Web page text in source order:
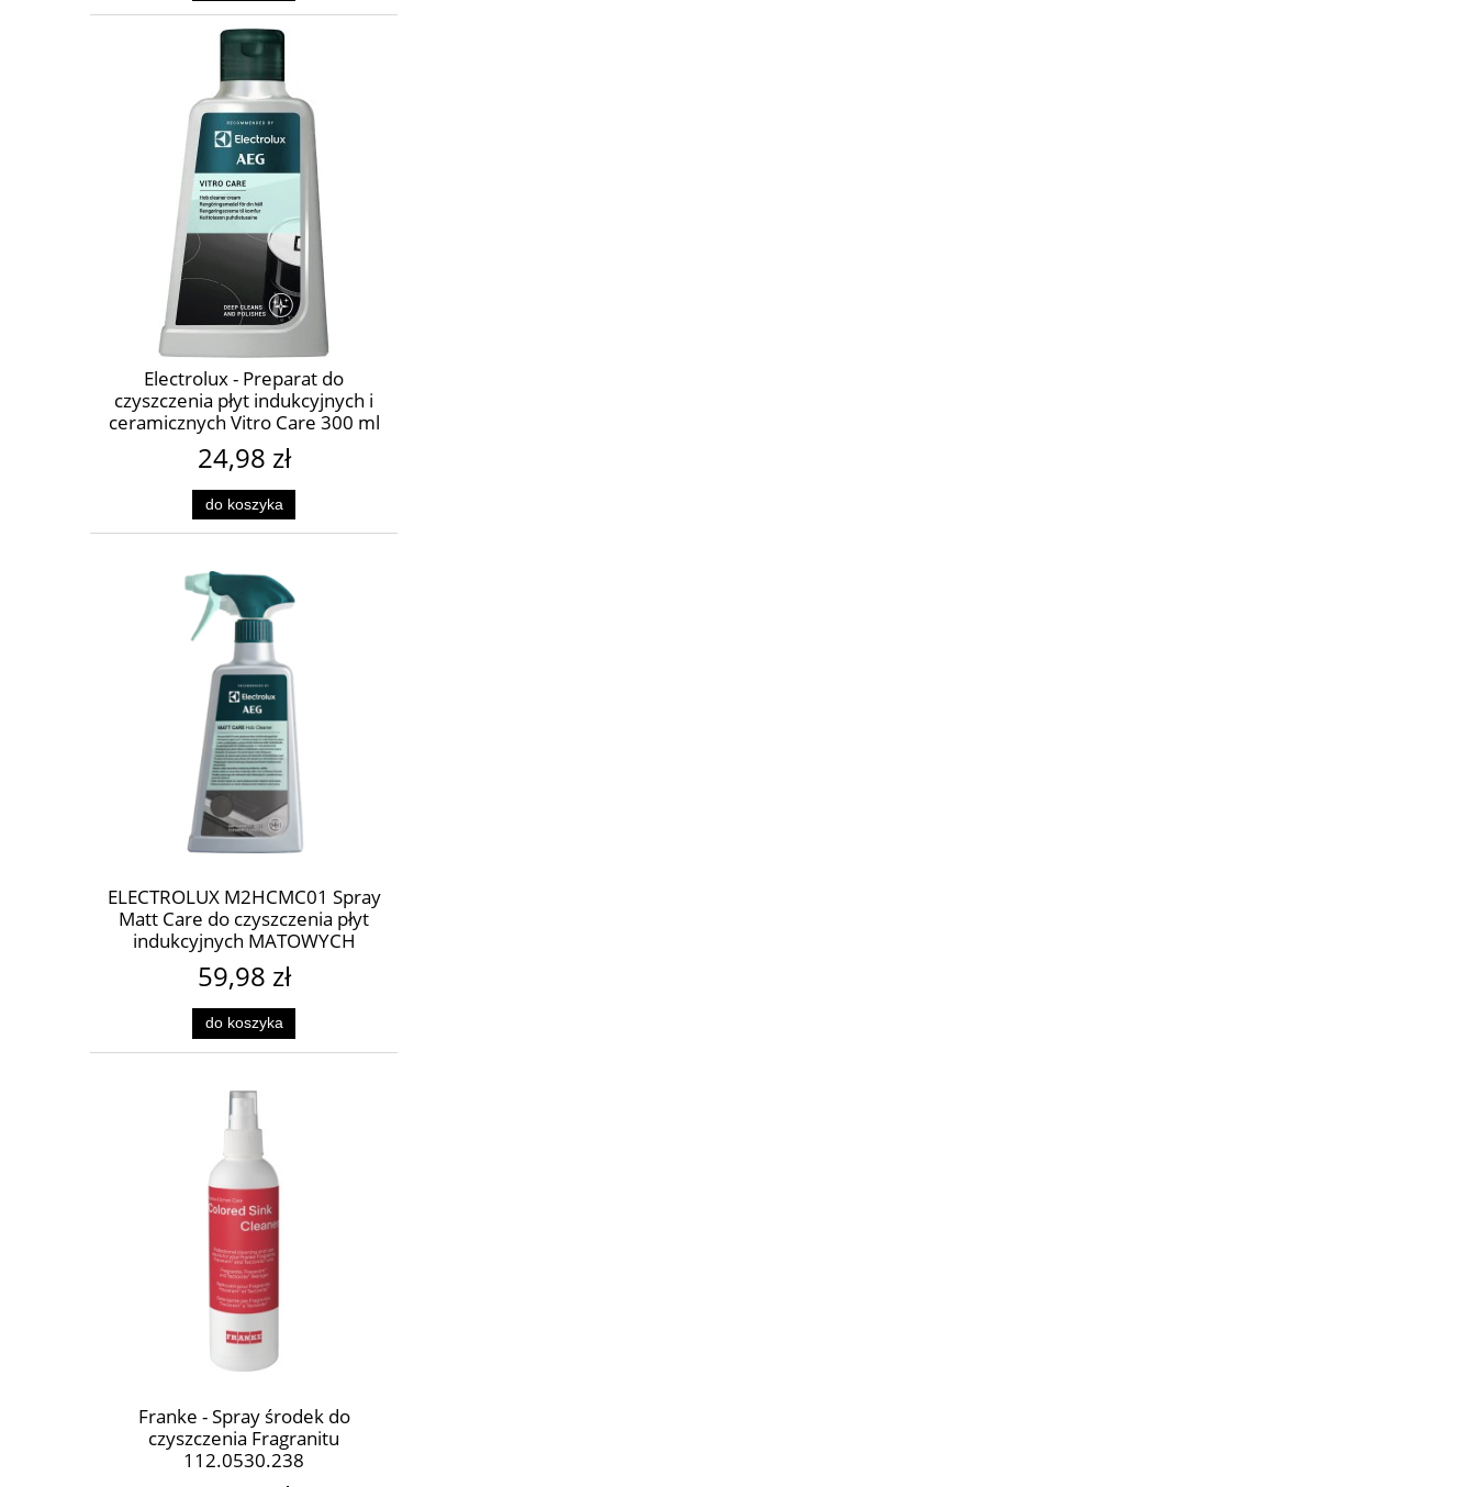
Electrolux - Preparat do
czyszczenia płyt indukcyjnych i
ceramicznych Vitro Care 300 ml
M3HCC301
24,98 zł
do koszyka
ELECTROLUX M2HCMC01 Spray
Matt Care do czyszczenia płyt
indukcyjnych MATOWYCH
59,98 zł
do koszyka
Franke - Spray środek do
czyszczenia Fragranitu
112.0530.238